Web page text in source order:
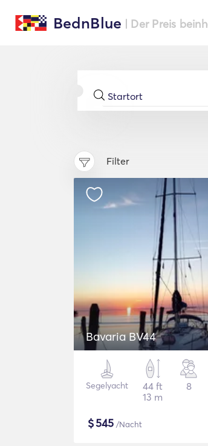
BednBlue | Der Preis
Filter
Bavaria BV44
Segelyacht
44 ft
13 m
8
$545 /Nacht